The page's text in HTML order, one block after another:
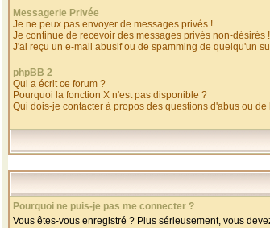
Messagerie Privée
Je ne peux pas envoyer de messages privés !
Je continue de recevoir des messages privés non-désirés !
J'ai reçu un e-mail abusif ou de spamming de quelqu'un
phpBB 2
Qui a écrit ce forum ?
Pourquoi la fonction X n'est pas disponible ?
Qui dois-je contacter à propos des questions d'abus ou
Pourquoi ne puis-je pas me connecter ?
Vous êtes-vous enregistré ? Plus sérieusement, vous